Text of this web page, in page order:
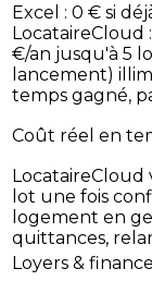
Excel : 0 € si
LocataireCloud
€/an jusqu'à 5
lancement)
temps gagné,
Coût réel en
LocataireCloud
lot une fois
logement en
quittances,
Loyers &